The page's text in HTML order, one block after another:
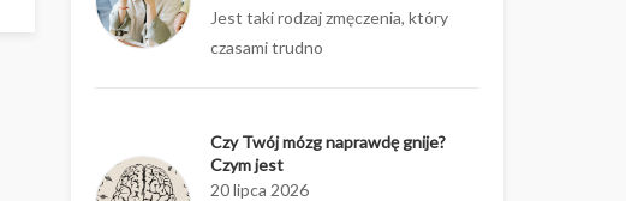
Jest taki rodzaj zmęczenia, który
czasami trudno
Czy Twój mózg naprawdę gnije?
Czym jest
20 lipca 2026